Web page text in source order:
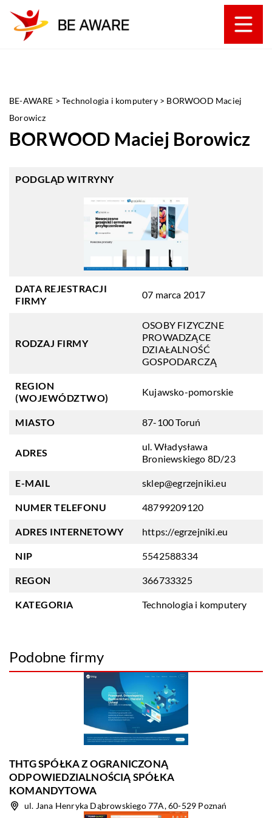
BE-AWARE >Technologia i komputery> BORWOOD Maciej
Borowicz
BORWOOD Maciej Borowicz
PODGLĄD WITRYNY
DATA REJESTRACJI
FIRMY
07 marca 2017
RODZAJ FIRMY
OSOBY FIZYCZNE
PROWADZĄCE
DZIAŁALNOŚĆ
GOSPODARCZĄ
REGION
(WOJEWÓDZTWO)
Kujawsko-pomorskie
MIASTO 87-100 Toruń
ADRES
ul. Władysława
Broniewskiego 8D/23
E-MAIL sklep@egrzejniki.eu
NUMER TELEFONU 48799209120
ADRES INTERNETOWY https://egrzejniki.eu
NIP 5542588334
REGON 366733325
KATEGORIA Technologia i komputery
Podobne firmy
THTG SPÓŁKA Z OGRANICZONĄ
ODPOWIEDZIALNOŚCIĄ SPÓŁKA
KOMANDYTOWA
ul. Jana Henryka Dąbrowskiego 77A, 60-529 Poznań